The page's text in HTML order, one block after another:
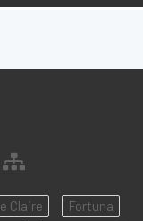
Claire
Fortuna